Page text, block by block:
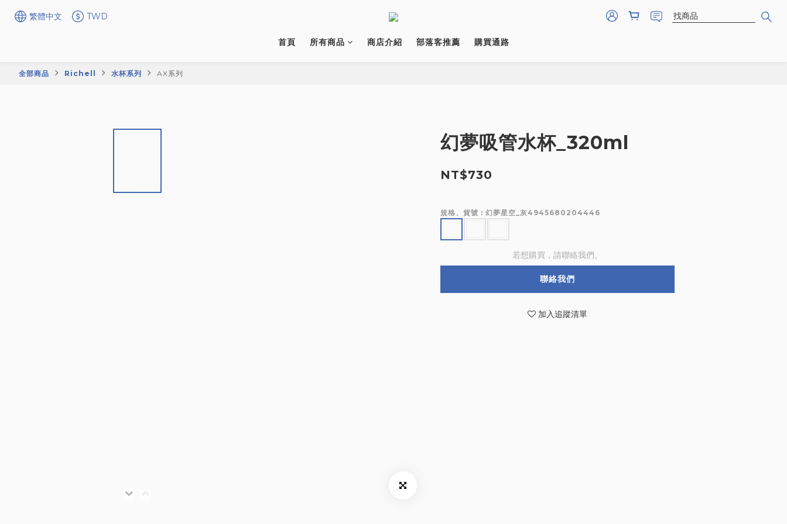
繁體中文 TWD
首頁 所有商品 商店介紹 部落客推薦 購買通路
全部商品 Richell 水杯系列 AX系列
幻夢吸管水杯_320ml
NT$730
規格、貨號 : 幻夢星空_灰4945680204446
若想購買，請聯絡我們。
聯絡我們
加入追蹤清單